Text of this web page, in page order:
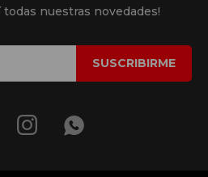
nuestras novedades!
SUSCRIBIRME
 